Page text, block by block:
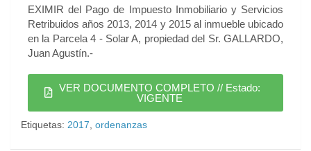
EXIMIR del Pago de Impuesto Inmobiliario y Servicios
Retribuidos años 2013, 2014 y 2015 al inmueble ubicado
en la Parcela 4 - Solar A, propiedad del Sr. GALLARDO,
Juan Agustín.-
VER DOCUMENTO COMPLETO // Estado:
VIGENTE
Etiquetas: 2017 ordenanzas